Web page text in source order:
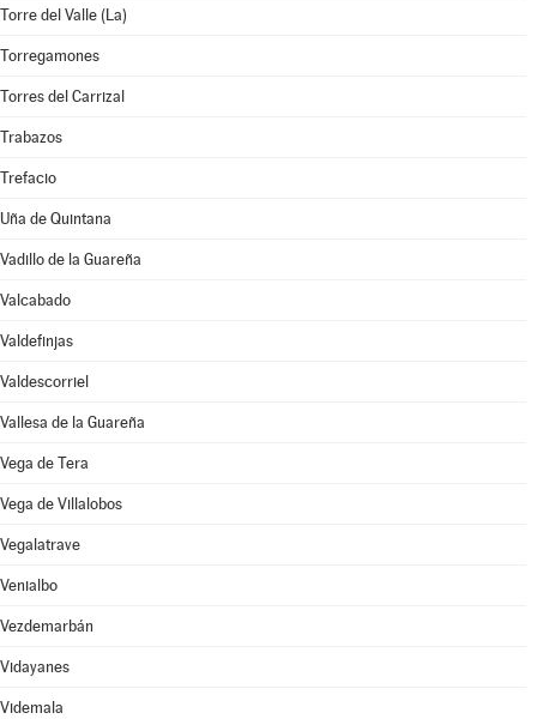
Torre del Valle (La)
Torregamones
Torres del Carrizal
Trabazos
Trefacio
Uña de Quintana
Vadillo de la Guareña
Valcabado
Valdefinjas
Valdescorriel
Vallesa de la Guareña
Vega de Tera
Vega de Villalobos
Vegalatrave
Venialbo
Vezdemarbán
Vidayanes
Videmala